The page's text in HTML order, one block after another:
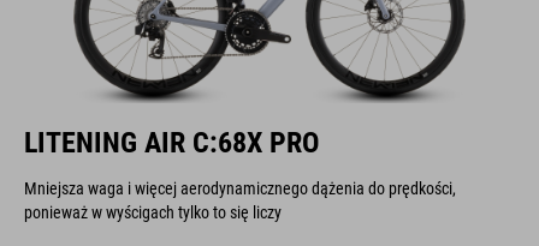
LITENING AIR C:68X PRO
Mniejsza waga i więcej aerodynamicznego dążenia do prędkości,
ponieważ w wyścigach tylko to się liczy